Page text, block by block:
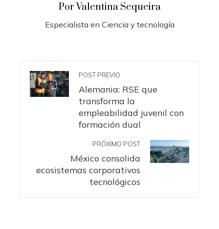
Por Valentina Sequeira
Especialista en Ciencia y tecnología
POST PREVIO
Alemania: RSE que
transforma la
empleabilidad juvenil con
formación dual
PRÓXIMO POST
México consolida
ecosistemas corporativos
tecnológicos